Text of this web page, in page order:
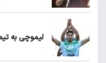
لیموچی به